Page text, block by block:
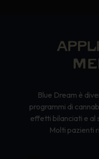
Blue Dream è
programmi di
effetti bilanciati e al
Molti pazienti